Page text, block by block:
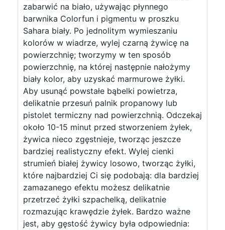
zabarwić na biało, używając płynnego
barwnika Colorfun i pigmentu w proszku
Sahara biały. Po jednolitym wymieszaniu
kolorów w wiadrze, wylej czarną żywicę na
powierzchnię; tworzymy w ten sposób
powierzchnię, na której następnie nałożymy
biały kolor, aby uzyskać marmurowe żyłki.
Aby usunąć powstałe bąbelki powietrza,
delikatnie przesuń palnik propanowy lub
pistolet termiczny nad powierzchnią. Odczekaj
około 10-15 minut przed stworzeniem żyłek,
żywica nieco zgęstnieje, tworząc jeszcze
bardziej realistyczny efekt. Wylej cienki
strumień białej żywicy losowo, tworząc żyłki,
które najbardziej Ci się podobają: dla bardziej
zamazanego efektu możesz delikatnie
przetrzeć żyłki szpachelką, delikatnie
rozmazując krawędzie żyłek. Bardzo ważne
jest, aby gęstość żywicy była odpowiednia: